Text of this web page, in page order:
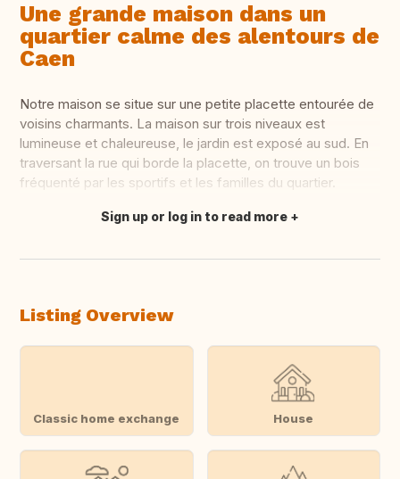
Une grande maison dans un
quartier calme des alentours de
Caen
Notre maison se situe sur une petite placette entourée de
voisins charmants. La maison sur trois niveaux est
lumineuse et chaleureuse, le jardin est exposé au sud. En
traversant la rue qui borde la placette, on trouve un bois
fréquenté par les sportifs et les familles du quartier.
Translate this
Sign up or log in to read more
Listing Overview
Classic home exchange House